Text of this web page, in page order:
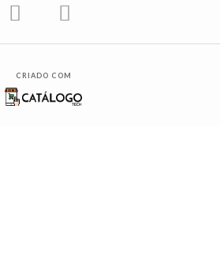
CRIADO COM